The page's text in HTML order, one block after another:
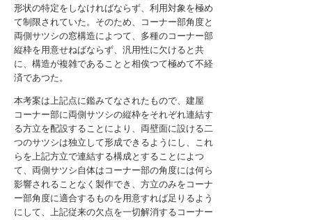
形状の特定をしなければならず、利用対象を極め
て制限されていた。そのため、コーナー部角度と
両側サツシの窓構造によつて、多種のコーナー部
縦枠を用意せねばならず、汎用性に欠けると共
に、構造が複雑であることと相俟つて極めて不経
済であつた。
本考案は上記点に鑑みてなされたもので、建屋
コーナー部に両側サツシの縦枠をそれぞれ連結す
る方立を配設することにより、両壁面に設ける二
つのサツシは独立して形成できるようにし、これ
らを上記方立で連結する構成とすることによつ
て、両側サツシ自体はコーナー部の角度には何ら
影響されることなく製作でき、方立のみをコーナ
ー部角度に適合するものを用意すれば足りるよう
にして、上記従来の欠点を一切解消するコーナー